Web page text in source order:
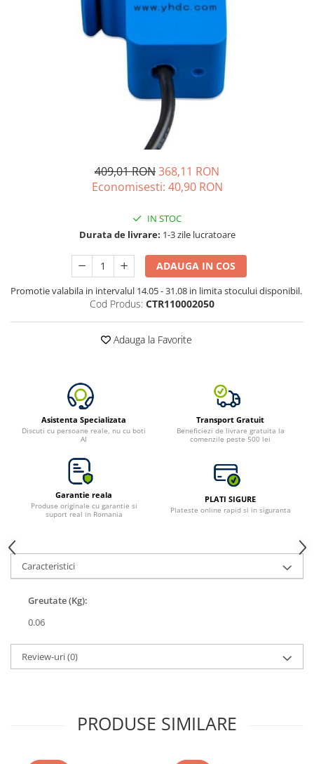
Acumulatori de stocare
Componente sisteme de balcon
409,01 RON368,11 RON
Economisesti: 40,90 RON
IN STOC
Durata de livrare: 1-3 zile lucratoare
ADAUGA IN COS
Promotie valabila in intervalul 14.05 - 31.08 in limita stocului disponibil.
Cod Produs: CTR110002050
Adauga la Favorite
Asistenta Specializata
Discuti cu persoane reale, nu cu boti
AI
Transport Gratuit
Beneficiezi de livrare gratuita la
comenzile peste 500 lei
Garantie reala
Produse originale cu garantie si
suport real in Romania
PLATI SIGURE
Plateste online rapid si in siguranta
Caracteristici
Greutate (Kg):
0.06
Review-uri(0)
PRODUSE SIMILARE